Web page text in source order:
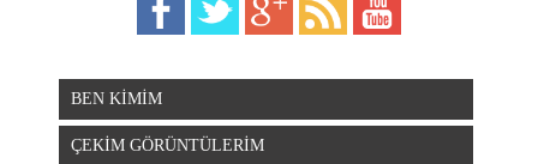
BEN KİMİM
ÇEKİM GÖRÜNTÜLERİM